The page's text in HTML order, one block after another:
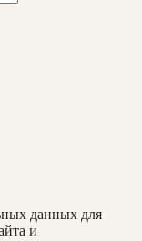
данных для
и